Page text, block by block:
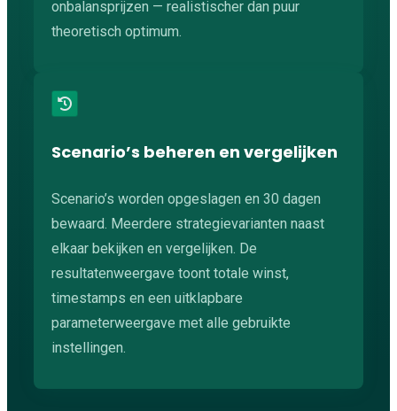
onbalansprijzen — realistischer dan puur
theoretisch optimum.
Scenario’s beheren en vergelijken
Scenario’s worden opgeslagen en 30 dagen
bewaard. Meerdere strategievarianten naast
elkaar bekijken en vergelijken. De
resultatenweergave toont totale winst,
timestamps en een uitklapbare
parameterweergave met alle gebruikte
instellingen.